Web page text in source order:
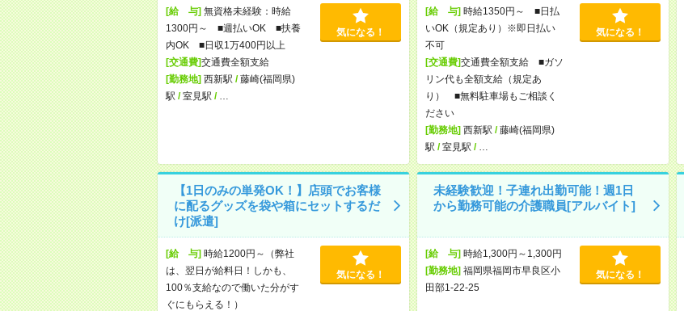
[給 与]無資格未経験：時給
1300円～ ■週払いOK ■扶養
内OK ■日収1万400円以上
[交通費]交通費全額支給
[勤務地]西新駅 /藤崎(福岡県)
駅 /室見駅 /
気になる！
[給 与]時給1350円～ ■日払
いOK（規定あり）※即日払い
不可
[交通費]交通費全額支給 ■ガソ
リン代も全額支給（規定あ
り） ■無料駐車場もご相談く
ださい
[勤務地]西新駅 /藤崎(福岡県)
駅 /室見駅 /
気になる！
【1日のみの単発OK！】店頭でお客様
に配るグッズを袋や箱にセットするだ
け[派遣]
[給 与]時給1200円～（弊社
は、翌日が給料日！しかも、
100％支給なので働いた分がす
ぐにもらえる！）
気になる！
未経験歓迎！子連れ出勤可能！週1日
から勤務可能の介護職員[アルバイト]
[給 与]時給1,300円～1,300円
[勤務地]福岡県福岡市早良区小
田部1-22-25
気になる！